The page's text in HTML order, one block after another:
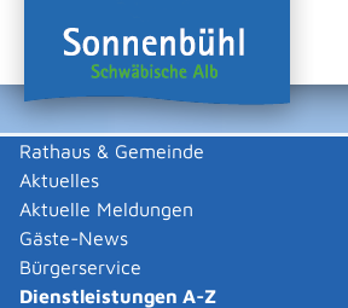
Rathaus & Gemeinde
Aktuelles
Aktuelle Meldungen
Gäste-News
Bürgerservice
Dienstleistungen A-Z
Sie sind hier:
Dienstleistungen A-Z
Dienstleistungen A-Z